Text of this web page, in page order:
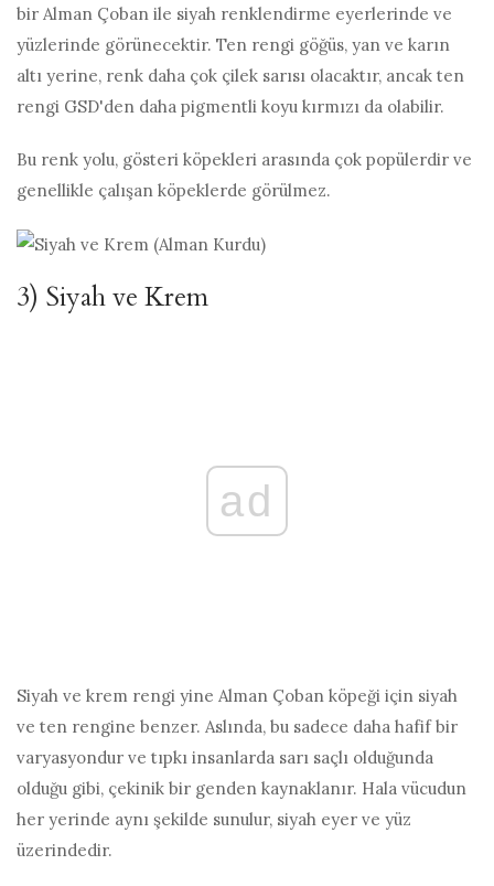
bir Alman Çoban ile siyah renklendirme eyerlerinde ve
yüzlerinde görünecektir. Ten rengi göğüs, yan ve karın
altı yerine, renk daha çok çilek sarısı olacaktır, ancak ten
rengi GSD'den daha pigmentli koyu kırmızı da olabilir.
Bu renk yolu, gösteri köpekleri arasında çok popülerdir ve
genellikle çalışan köpeklerde görülmez.
3) Siyah ve Krem
ad
Siyah ve krem ​​rengi yine Alman Çoban köpeği için siyah
ve ten rengine benzer. Aslında, bu sadece daha hafif bir
varyasyondur ve tıpkı insanlarda sarı saçlı olduğunda
olduğu gibi, çekinik bir genden kaynaklanır. Hala vücudun
her yerinde aynı şekilde sunulur, siyah eyer ve yüz
üzerindedir.